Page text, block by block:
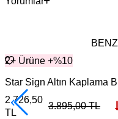
2+ Ürüne +%10
Star Sign Altın Kaplama
2.726,50
TL
3.895,00TL